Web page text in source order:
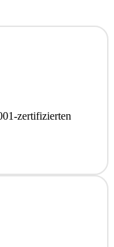
zertifizierten